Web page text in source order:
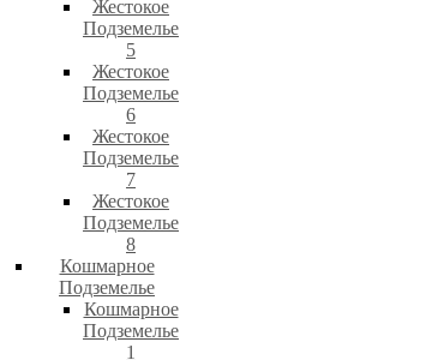
Жестокое
Подземелье
5
Жестокое
Подземелье
6
Жестокое
Подземелье
7
Жестокое
Подземелье
8
Кошмарное
Подземелье
Кошмарное
Подземелье
1